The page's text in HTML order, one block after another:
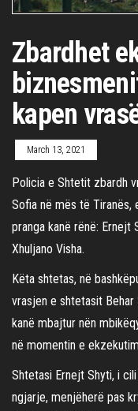
Zbardhet
kapen
March 13, 2021
Policia e Shtetit zbardh
Sofia në mës të Tiranës,
pranga kanë rënë: Ernejt
Xhuljano Visha.
Këta shtetas, në
vrasjen e shtetasit
kanë mbajtur nën
në momentin e
Shtetasi Ernejt Shyti, i
ngjarje, menjëherë pas